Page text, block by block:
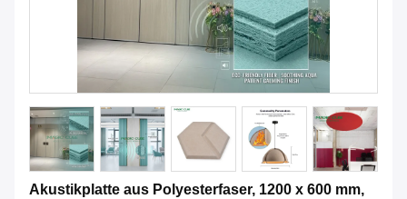
Akustikplatte aus Polyesterfaser, 1200 x 600 mm,